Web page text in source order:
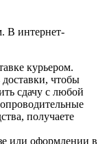
В интернет-
курьером.
чтобы
сдачу с любой
получаете
или оформлении в